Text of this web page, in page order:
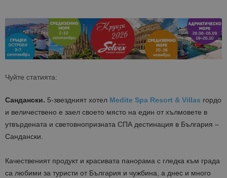
Чуйте статията:
Сандански. 5-звездният хотел Medite Spa Resort & Villas гордо
и величествено е заел своето място на един от хълмовете в
утвърдената и световнопризната СПА дестинация в България –
Сандански.
Качественият продукт и красивата панорама с гледка към града
са любими за туристи от България и чужбина, а днес и много